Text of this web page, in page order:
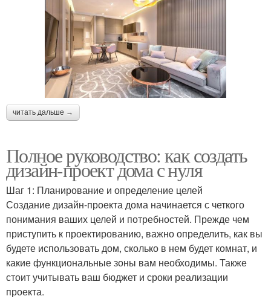
читать дальше →
Полное руководство: как создать
дизайн-проект дома с нуля
Шаг 1: Планирование и определение целей
Создание дизайн-проекта дома начинается с четкого
понимания ваших целей и потребностей. Прежде чем
приступить к проектированию, важно определить, как вы
будете использовать дом, сколько в нем будет комнат, и
какие функциональные зоны вам необходимы. Также
стоит учитывать ваш бюджет и сроки реализации
проекта.